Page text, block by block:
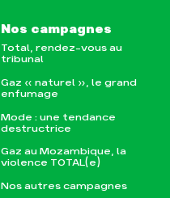
Nos campagnes
Total, rendez-vous au
tribunal
Gaz « naturel », le grand
enfumage
Mode : une tendance
destructrice
Gaz au Mozambique, la
violence TOTAL(e)
Nos autres campagnes